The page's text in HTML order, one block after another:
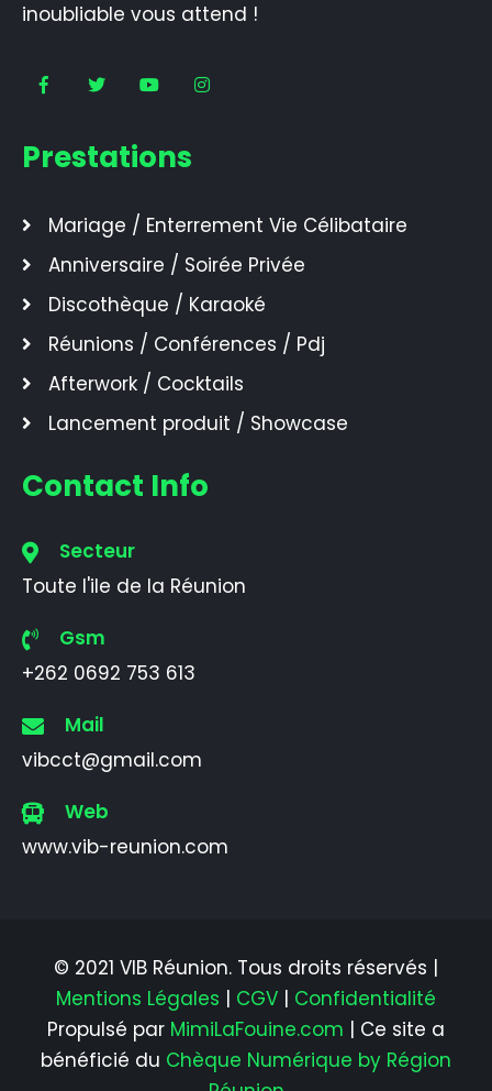
inoubliable vous attend !
Prestations
Mariage / Enterrement Vie Célibataire
Anniversaire / Soirée Privée
Discothèque / Karaoké
Réunions / Conférences / Pdj
Afterwork / Cocktails
Lancement produit / Showcase
Contact Info
Secteur
Toute l'ile de la Réunion
Gsm
+262 0692 753 613
Mail
vibcct@gmail.com
Web
www.vib-reunion.com
© 2021 VIB Réunion. Tous droits réservés |
Mentions Légales | CGV | Confidentialité
Propulsé par MimiLaFouine.com | Ce site a
bénéficié du Chèque Numérique by Région